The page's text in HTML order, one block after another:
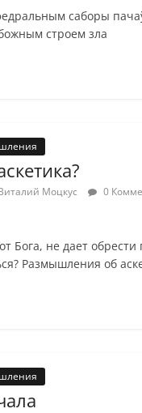
саборы
строем зла
Моцкус 0
Бога, не дает
Размышления об